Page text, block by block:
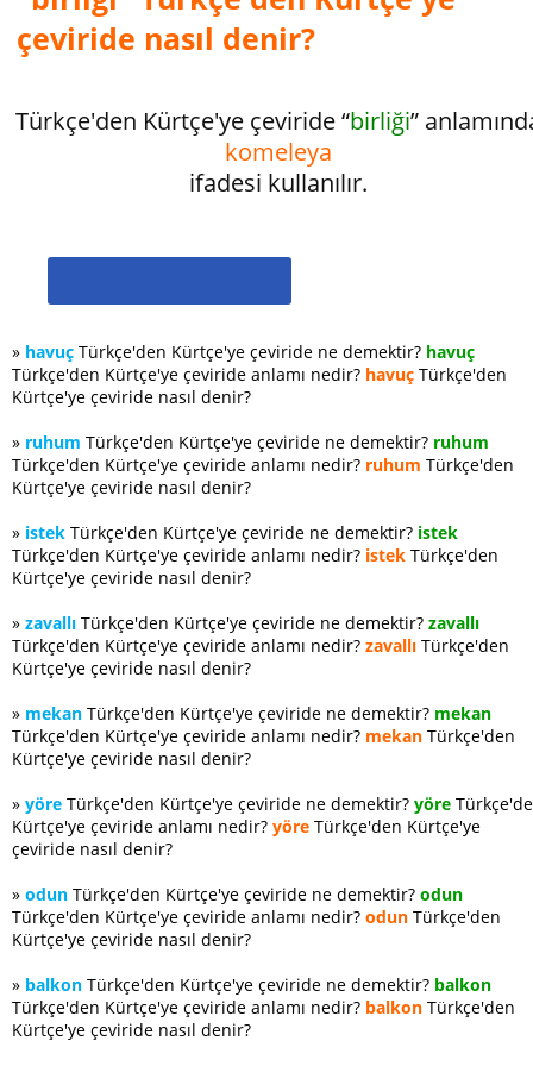
çeviride nasıl denir?
Türkçe'den Kürtçe'ye çeviride “birliği”
komeleya
ifadesi kullanılır.
» havuç Türkçe'den Kürtçe'ye çeviride ne demektir? havuç
Türkçe'den Kürtçe'ye çeviride anlamı nedir? havuç Türkçe'den
Kürtçe'ye çeviride nasıl denir?
» ruhum Türkçe'den Kürtçe'ye çeviride ne demektir? ruhum
Türkçe'den Kürtçe'ye çeviride anlamı nedir? ruhum Türkçe'den
Kürtçe'ye çeviride nasıl denir?
» istek Türkçe'den Kürtçe'ye çeviride ne demektir? istek
Türkçe'den Kürtçe'ye çeviride anlamı nedir? istek Türkçe'den
Kürtçe'ye çeviride nasıl denir?
» zavallı Türkçe'den Kürtçe'ye çeviride ne demektir? zavallı
Türkçe'den Kürtçe'ye çeviride anlamı nedir? zavallı Türkçe'den
Kürtçe'ye çeviride nasıl denir?
» mekan Türkçe'den Kürtçe'ye çeviride ne demektir? mekan
Türkçe'den Kürtçe'ye çeviride anlamı nedir? mekan Türkçe'den
Kürtçe'ye çeviride nasıl denir?
» yöre Türkçe'den Kürtçe'ye çeviride ne demektir? yöre
Kürtçe'ye çeviride anlamı nedir? yöre Türkçe'den Kürtçe'ye
çeviride nasıl denir?
» odun Türkçe'den Kürtçe'ye çeviride ne demektir? odun
Türkçe'den Kürtçe'ye çeviride anlamı nedir? odun Türkçe'den
Kürtçe'ye çeviride nasıl denir?
» balkon Türkçe'den Kürtçe'ye çeviride ne demektir? balkon
Türkçe'den Kürtçe'ye çeviride anlamı nedir? balkon Türkçe'den
Kürtçe'ye çeviride nasıl denir?